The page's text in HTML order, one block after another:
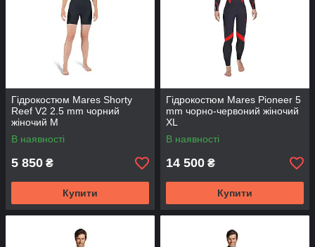
Гідрокостюм Mares Shorty
Reef V2 2.5 mm чорний
жіночий M
В наявності
5 850 ₴
Купити
Гідрокостюм Mares Pioneer 5
mm чорно-червоний жіночий
XL
В наявності
14 500 ₴
Купити